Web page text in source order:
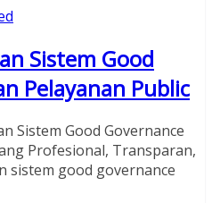
Sistem Good
Pelayanan Public
Sistem Good Governance
Profesional, Transparan,
sistem good governance